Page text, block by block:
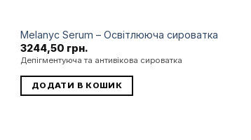
Melanyc Serum – Освітлююча сироватка
3244,50 грн.
Депігментуюча та антивікова сироватка
ДОДАТИ В КОШИК